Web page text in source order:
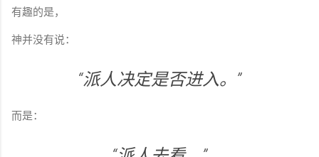
有趣的是，
神并没有说：
“派人决定是否进入。”
而是：